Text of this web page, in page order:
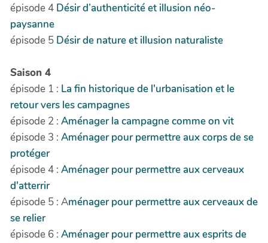
épisode 4 Désir d’authenticité et illusion néo-
paysanne
épisode 5 Désir de nature et illusion naturaliste
Saison 4
épisode 1 : La fin historique de l'urbanisation et le
retour vers les campagnes
épisode 2 : Aménager la campagne comme on vit
épisode 3 : Aménager pour permettre aux corps de se
protéger
épisode 4 : Aménager pour permettre aux cerveaux
d'atterrir
épisode 5 : Aménager pour permettre aux cerveaux de
se relier
épisode 6 : Aménager pour permettre aux esprits de